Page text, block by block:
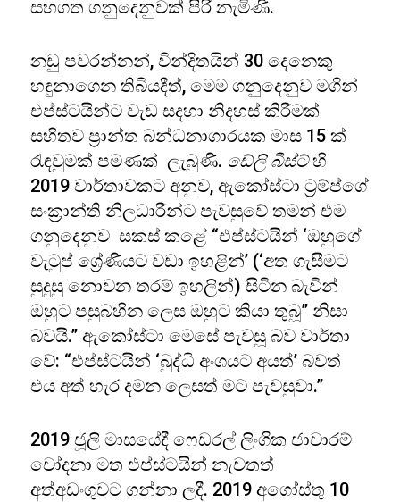
සහගත ගනුදෙනුවක් පිරි නැමිණි.
නඩු පවරන්නන්, වින්දිතයින් 30 දෙනෙකු
හඳුනාගෙන තිබියදීත්, මෙම ගනුදෙනුව මගින්
එප්ස්ටයින්ට වැඩ සදහා නිදහස් කිරීමක්
සහිතව ප්‍රාන්ත බන්ධනාගාරයක මාස 15 ක්
රැඳවුමක් පමණක් ලැබුණි. ඩේලි බීස්ට්හි
2019 වාර්තාවකට අනුව, ඇකෝස්ටා ට්‍රම්ප්ගේ
සංක්‍රාන්ති නිලධාරීන්ට පැවසුවේ තමන් එම
ගනුදෙනුව සකස් කළේ “එප්ස්ටයින් ‘ඔහුගේ
වැටුප් ශ්‍රේණියට වඩා ඉහළින්’ (‘අත ගැසීමට
සුදුසු නොවන තරම් ඉහලින්) සිටින බැවින්
ඔහුට පසුබහින ලෙස ඔහුට කියා තුබූ” නිසා
බවයි.” ඇකෝස්ටා මෙසේ පැවසූ බව වාර්තා
වේ: “එප්ස්ටයින් ‘බුද්ධි අංශයට අයත්’ බවත්
එය අත් හැර දමන ලෙසත් මට පැවසුවා.”
2019 ජූලි මාසයේදී ෆෙඩරල් ලිංගික ජාවාරම්
චෝදනා මත එප්ස්ටයින් නැවතත්
අත්අඩංගුවට ගන්නා ලදී. 2019 අගෝස්තු 10